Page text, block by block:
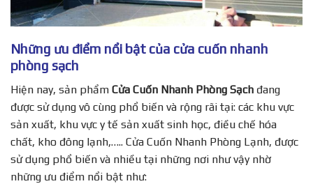
Những ưu điểm nổi bật của cửa cuốn nhanh
phòng sạch
Hiện nay, sản phẩm Cửa Cuốn Nhanh Phòng Sạch đang
được sử dụng vô cùng phổ biến và rộng rãi tại: các khu vực
sản xuất, khu vực y tế sản xuất sinh học, điều chế hóa
chất, kho đông lạnh,….. Cửa Cuốn Nhanh Phòng Lạnh, được
sử dụng phổ biến và nhiều tại những nơi như vậy nhờ
những ưu điểm nổi bật như: